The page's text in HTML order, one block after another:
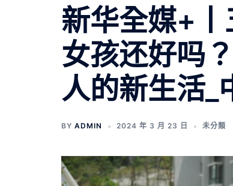
新华全媒+
女孩还好吗
人的新生活_
BY ADMIN 2024 年 3 月 23 日 未分類